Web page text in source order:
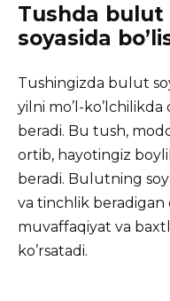
Tushda bulut
soyasida
Tushingizda bulut
yilni mo’l-
beradi. Bu tush,
ortib, hayotingiz
beradi. Bulutning
va tinchlik beradigan
muvaffaqiyat va
ko’rsatadi.